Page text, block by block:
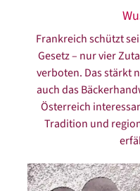
Frankreich schützt
Gesetz – nur vier
verboten. Das stärkt
auch das
Österreich
Tradition und